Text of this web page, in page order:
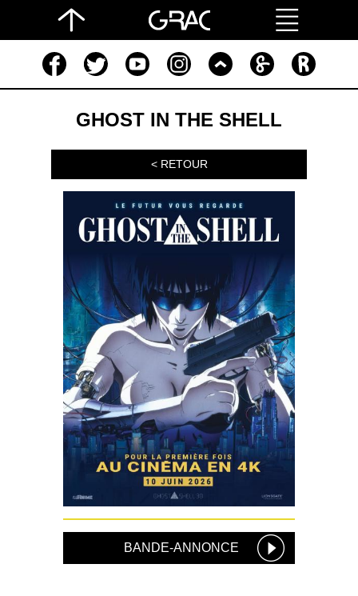
GHOST IN THE SHELL
< RETOUR
BANDE-ANNONCE